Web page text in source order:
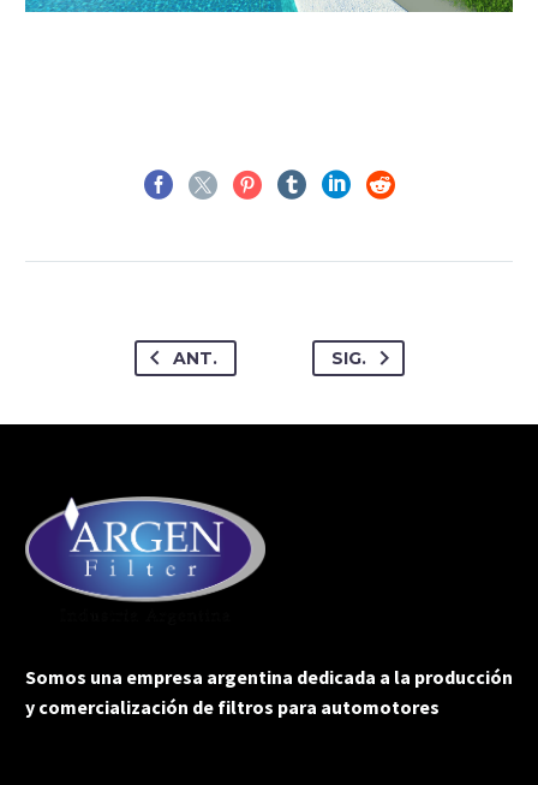
ANT. SIG.
Somos una empresa argentina dedicada a la producción
y comercialización de filtros para automotores